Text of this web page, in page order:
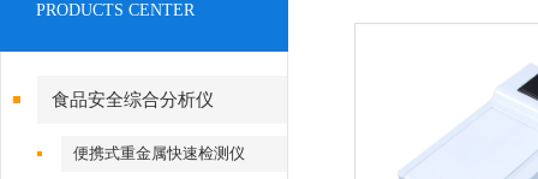
PRODUCTS CENTER
食品安全综合分析仪
便携式重金属快速检测仪